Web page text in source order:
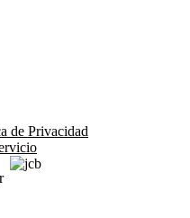
de Privacidad